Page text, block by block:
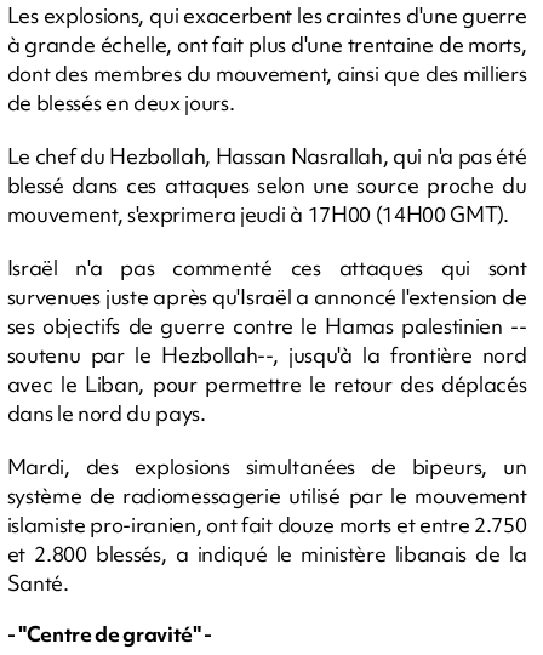
Les explosions, qui exacerbent les craintes d'une guerre
à grande échelle, ont fait plus d'une trentaine de morts,
dont des membres du mouvement, ainsi que des milliers
de blessés en deux jours.
Le chef du Hezbollah, Hassan Nasrallah, qui n'a pas été
blessé dans ces attaques selon une source proche du
mouvement, s'exprimera jeudi à 17H00 (14H00 GMT).
Israël n'a pas commenté ces attaques qui sont
survenues juste après qu'Israël a annoncé l'extension de
ses objectifs de guerre contre le Hamas palestinien --
soutenu par le Hezbollah--, jusqu'à la frontière nord
avec le Liban, pour permettre le retour des déplacés
dans le nord du pays.
Mardi, des explosions simultanées de bipeurs, un
système de radiomessagerie utilisé par le mouvement
islamiste pro-iranien, ont fait douze morts et entre 2.750
et 2.800 blessés, a indiqué le ministère libanais de la
Santé.
- "Centre de gravité" -